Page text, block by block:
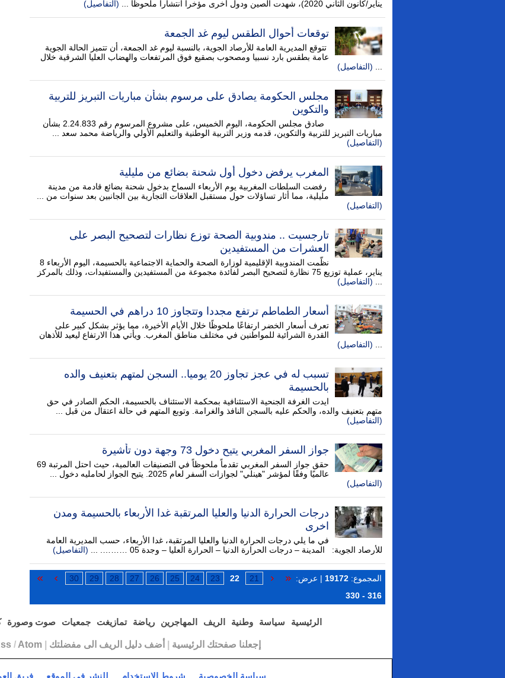
يناير/كانون الثاني 2020)، شهدت الصين ودول أخرى مؤخرا انتشارا ملحوظا ...
(التفاصيل)
توقعات أحوال الطقس ليوم غد الجمعة
تتوقع المديرية العامة للأرصاد الجوية، بالنسبة ليوم غد الجمعة، أن تتميز الحالة الجوية
عامة بطقس بارد نسبيا ومصحوب بصقيع فوق المرتفعات والهضاب العليا الشرقية خلال
(التفاصيل)
مجلس الحكومة يصادق على مرسوم بشأن مباريات التبريز للتربية
والتكوين
صادق مجلس الحكومة، اليوم الخميس، على مشروع المرسوم رقم 2.24.833 بشأن
مباريات التبريز للتربية والتكوين، قدمه وزير التربية الوطنية والتعليم الأولي والرياضة محمد سعد ...
(التفاصيل)
المغرب يرفض دخول أول شحنة بضائع من مليلية
رفضت السلطات المغربية يوم الأربعاء السماح بدخول شحنة بضائع قادمة من مدينة
مليلية، مما أثار تساؤلات حول مستقبل العلاقات التجارية بين الجانبين بعد سنوات من ...
(التفاصيل)
تارجسيت .. مندوبية الصحة توزع نظارات لتصحيح البصر على
العشرات من المستفيدين
نظّمت المندوبية الإقليمية لوزارة الصحة والحماية الاجتماعية بالحسيمة، اليوم الأربعاء 8
يناير، عملية توزيع 75 نظارة لتصحيح البصر لفائدة مجموعة من المستفيدين والمستفيدات، وذلك بالمركز
(التفاصيل)
أسعار الطماطم ترتفع مجددا وتتجاوز 10 دراهم في الحسيمة
تعرف أسعار الخضر ارتفاعًا ملحوظًا خلال الأيام الأخيرة، مما يؤثر بشكل كبير على
القدرة الشرائية للمواطنين في مختلف مناطق المغرب. ويأتي هذا الارتفاع ليعيد للأذهان
(التفاصيل)
تسبب له في عجز تجاوز 20 يوميا.. السجن لمتهم بتعنيف والده
بالحسيمة
ايدت الغرفة الجنحية الاستئنافية بمحكمة الاستئناف بالحسيمة، الحكم الصادر في حق
متهم بتعنيف والده، والحكم عليه بالسجن النافذ والغرامة. وتوبع المتهم في حالة اعتقال من قبل ...
(التفاصيل)
جواز السفر المغربي يتيح دخول 73 وجهة دون تأشيرة
حقق جواز السفر المغربي تقدماً ملحوظاً في التصنيفات العالمية، حيث احتل المرتبة 69
عالميًا وفقًا لمؤشر "هينلي" لجوازات السفر لعام 2025. يتيح الجواز لحامليه دخول ...
(التفاصيل)
درجات الحرارة الدنيا والعليا المرتقبة غدا الأربعاء بالحسيمة ومدن
اخرى
في ما يلي درجات الحرارة الدنيا والعليا المرتقبة، غدا الأربعاء، حسب المديرية العامة
للأرصاد الجوية: المدينة – درجات الحرارة الدنيا – الحرارة العليا – وجدة 05 ………. ...
(التفاصيل)
21
22
23
24
25
26
27
28
29
30 المجموع: 19172 | عرض:
316 - 330
الرئيسية سياسة وطنية الريف المهاجرين رياضة تمازيغت جمعيات صوت وصورة
إجعلنا صفحتك الرئيسية أضف دليل الريف الى مفضلتك |
/ Atom
سياسة الخصوصية شروط الاستخدام للنشر في الموقع فريق